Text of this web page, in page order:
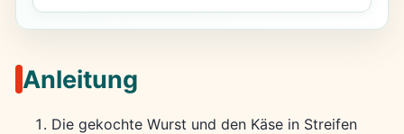
Anleitung
Die gekochte Wurst und den Käse in Streifen